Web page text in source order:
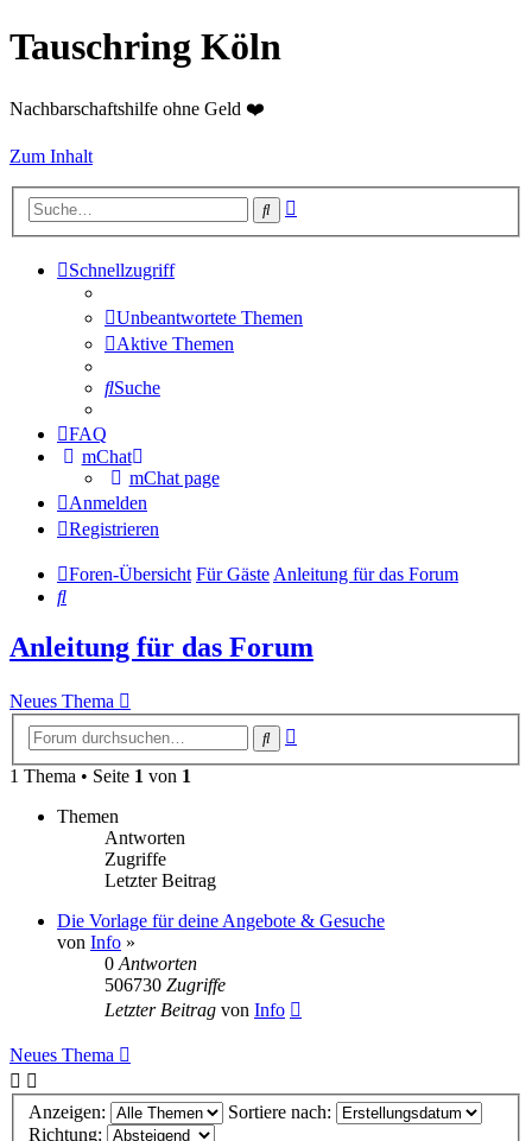
Tauschring Köln
Nachbarschaftshilfe ohne Geld ❤️
Zum Inhalt
Suche
Schnellzugriff
Unbeantwortete Themen
Aktive Themen
Suche
FAQ
mChat
mChat page
Anmelden
Registrieren
Foren-Übersicht Für GästeAnleitung für das Forum
Suche
Anleitung für das Forum
Neues Thema
Suche
1 Thema • Seite 1 von 1
Themen
Antworten
Zugriffe
Letzter Beitrag
Die Vorlage für deine Angebote & Gesuche
von Info »
0 Antworten
506730 Zugriffe
Letzter Beitrag von Info
Neues Thema
Anzeigen:
Sortiere nach:
Richtung: